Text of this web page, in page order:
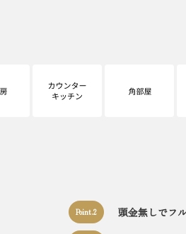
Point.2 頭金無しでフ